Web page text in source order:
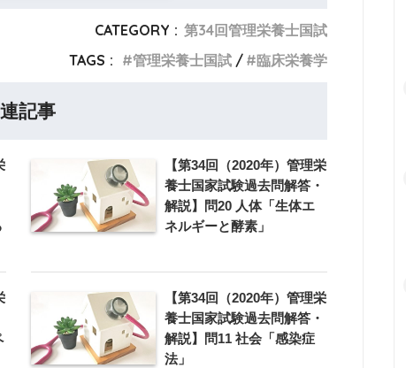
CATEGORY : 第34回管理栄養士国試
TAGS :
管理栄養士国試 臨床栄養学
記事
【第34回（2020年）管理栄
養士国家試験過去問解答・
解説】問20 人体「生体エ
ネルギーと酵素」
【第34回（2020年）管理栄
養士国家試験過去問解答・
解説】問11 社会「感染症
法」